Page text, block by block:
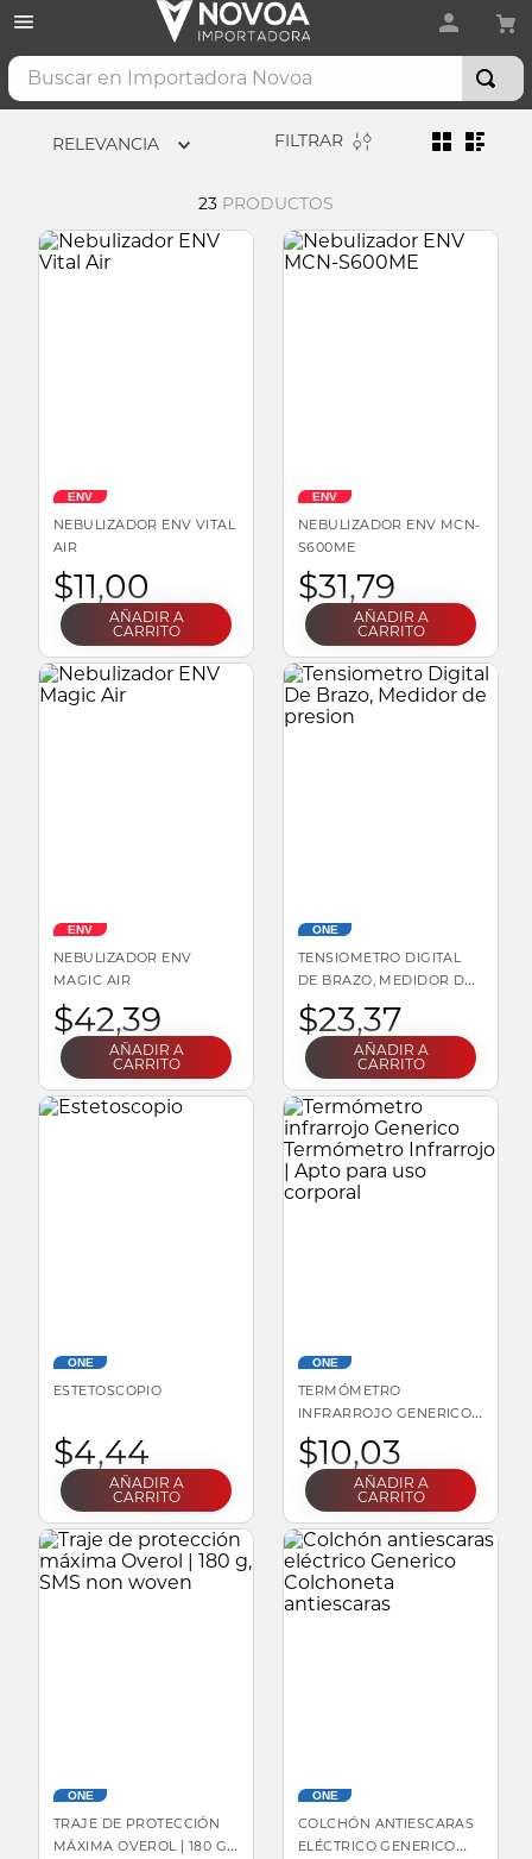
Buscar en Importadora Novoa
RELEVANCIA FILTRAR
23 PRODUCTOS
ENV
NEBULIZADOR ENV VITAL
AIR
$11,00
AÑADIR A
CARRITO
ENV
NEBULIZADOR ENV MCN-
S600ME
$31,79
AÑADIR A
CARRITO
ENV
NEBULIZADOR ENV
MAGIC AIR
$42,39
AÑADIR A
CARRITO
ONE
TENSIOMETRO DIGITAL
DE BRAZO, MEDIDOR DE
PRESION
$23,37
AÑADIR A
CARRITO
ONE
ESTETOSCOPIO
$4,44
AÑADIR A
CARRITO
ONE
TERMÓMETRO
INFRARROJO GENERICO
TERMÓMETRO
INFRARROJO | APTO
PARA USO CORPORAL
$10,03
AÑADIR A
CARRITO
ONE
TRAJE DE PROTECCIÓN
MÁXIMA OVEROL | 180 G,
ONE
COLCHÓN ANTIESCARAS
ELÉCTRICO GENERICO